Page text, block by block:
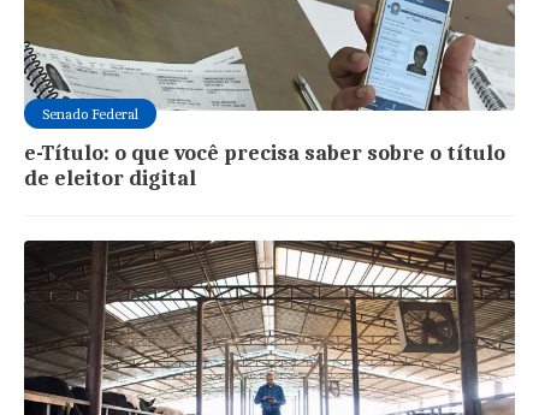
Senado Federal
e-Título: o que você precisa saber sobre o título
de eleitor digital